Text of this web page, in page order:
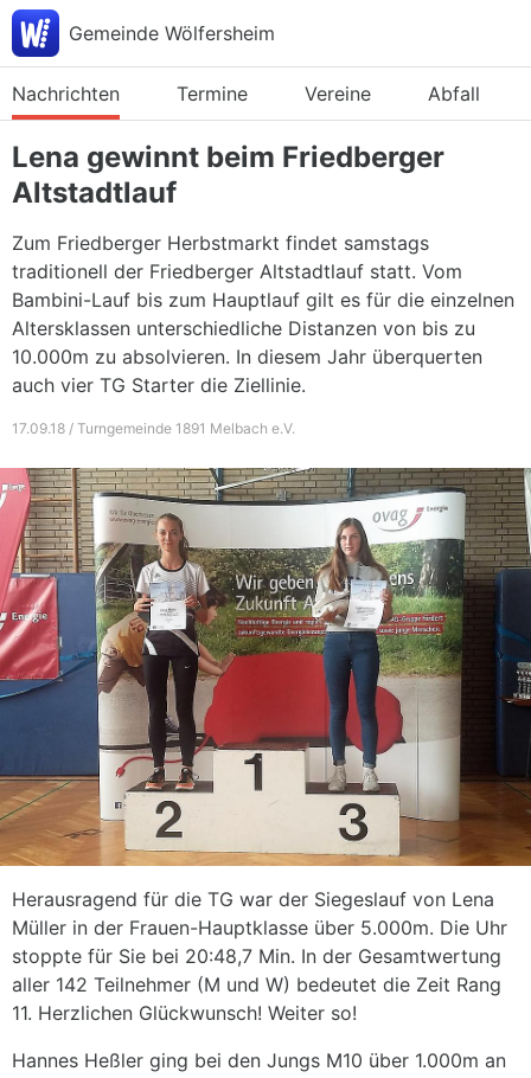
Gemeinde Wölfersheim
Nachrichten Termine Vereine Abfall
Lena gewinnt beim Friedberger
Altstadtlauf
Zum Friedberger Herbstmarkt findet samstags
traditionell der Friedberger Altstadtlauf statt. Vom
Bambini-Lauf bis zum Hauptlauf gilt es für die einzelnen
Altersklassen unterschiedliche Distanzen von bis zu
10.000m zu absolvieren. In diesem Jahr überquerten
auch vier TG Starter die Ziellinie.
17.09.18 / Turngemeinde 1891 Melbach e.V.
Herausragend für die TG war der Siegeslauf von Lena
Müller in der Frauen-Hauptklasse über 5.000m. Die Uhr
stoppte für Sie bei 20:48,7 Min. In der Gesamtwertung
aller 142 Teilnehmer (M und W) bedeutet die Zeit Rang
11. Herzlichen Glückwunsch! Weiter so!
Hannes Heßler ging bei den Jungs M10 über 1.000m an